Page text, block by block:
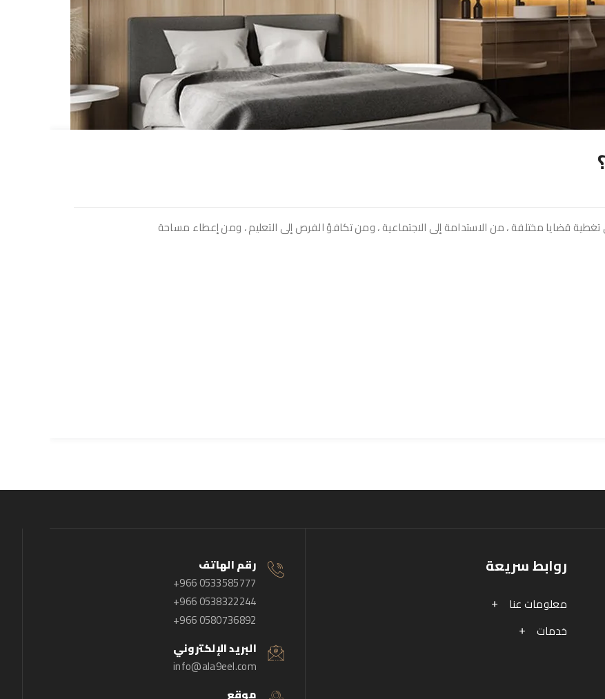
قضايا مختلفة ، من الاستدامة إلى الاجتماعية ، ومن تكافؤ الفرص إلى التعليم ، ومن إعطاء مساحة
روابط سريعة
معلومات عنا
خدمات
رقم الهاتف
+966 0533585777
+966 0538322244
+966 0580736892
البريد الإلكتروني
info@ala9eel.com
موقع